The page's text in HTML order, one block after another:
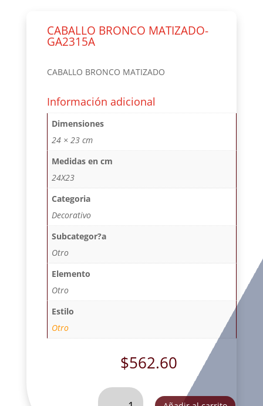
CABALLO BRONCO MATIZADO-
GA2315A
CABALLO BRONCO MATIZADO
Información adicional
Dimensiones
24 × 23 cm
Medidas en cm
24X23
Categoria
Decorativo
Subcategor?a
Otro
Elemento
Otro
Estilo
Otro
$562.60
CABALLO